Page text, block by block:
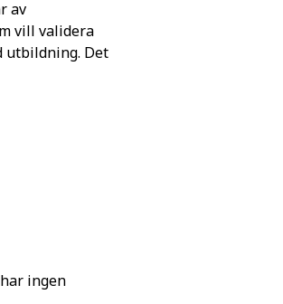
av
vill validera
utbildning. Det
ingen